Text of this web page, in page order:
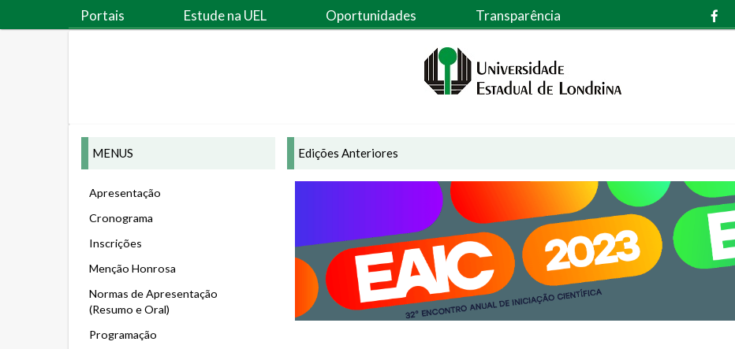
Portais Estude na UEL Oportunidades Transparência
MENUS
Apresentação
Cronograma
Inscrições
Menção Honrosa
Normas de Apresentação
(Resumo e Oral)
Programação
Edições Anteriores